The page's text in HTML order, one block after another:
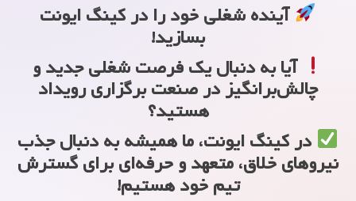
آینده شغلی خود را در کینگ ایونت
بسازید!
آیا به دنبال یک فرصت شغلی جدید و
چالش‌برانگیز در صنعتبرگزاری رویداد
هستید؟
درکینگ ایونت، ما همیشه به دنبال جذب
نیروهای خلاق، متعهد و حرفه‌ایبرای گسترش
تیم خود هستیم!